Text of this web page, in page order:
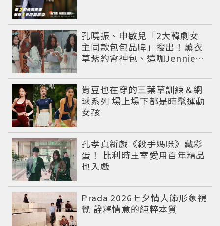
孔曉振、申敏兒「2大韓劇女
主同款包包品牌」搜出！薰衣
草紫約會神包、這咖Jennie也
肯豆也在穿的三葉草訓練＆網
球系列 場上場下都是時髦運動
女孩
孔孝真新戲《殺手媽咪》藏彩
蛋！ 比利時王室愛用百年精品
也入戲
Prada 2026七夕情人節形象視
覺 詮釋情意的純粹本質